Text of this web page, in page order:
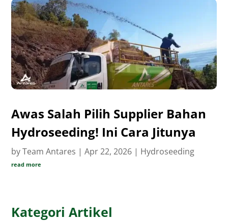
Awas Salah Pilih Supplier Bahan
Hydroseeding! Ini Cara Jitunya
byTeam Antares |Apr 22, 2026 | Hydroseeding
read more
Kategori Artikel